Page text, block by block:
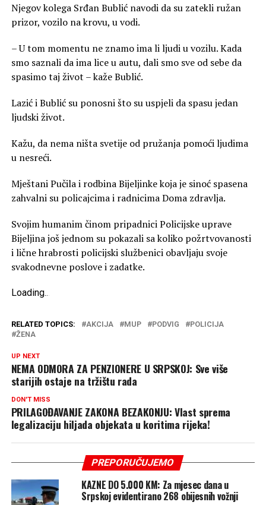
Njegov kolega Srđan Bublić navodi da su zatekli ružan
prizor, vozilo na krovu, u vodi.
– U tom momentu ne znamo ima li ljudi u vozilu. Kada
smo saznali da ima lice u autu, dali smo sve od sebe da
spasimo taj život – kaže Bublić.
Lazić i Bublić su ponosni što su uspjeli da spasu jedan
ljudski život.
Kažu, da nema ništa svetije od pružanja pomoći ljudima
u nesreći.
Mještani Pučila i rodbina Bijeljinke koja je sinoć spasena
zahvalni su policajcima i radnicima Doma zdravlja.
Svojim humanim činom pripadnici Policijske uprave
Bijeljina još jednom su pokazali sa koliko požrtvovanosti
i lične hrabrosti policijski službenici obavljaju svoje
svakodnevne poslove i zadatke.
Loading...
RELATED TOPICS: AKCIJA MUP PODVIG
POLICIJA
ŽENA
UP NEXT
NEMA ODMORA ZA PENZIONERE U SRPSKOJ: Sve više
starijih ostaje na tržištu rada
DON'T MISS
PRILAGOĐAVANJE ZAKONA BEZAKONJU: Vlast sprema
legalizaciju hiljada objekata u koritima rijeka!
PREPORUČUJEMO
KAZNE DO 5.000 KM: Za mjesec dana u
Srpskoj evidentirano 268 obijesnih vožnji